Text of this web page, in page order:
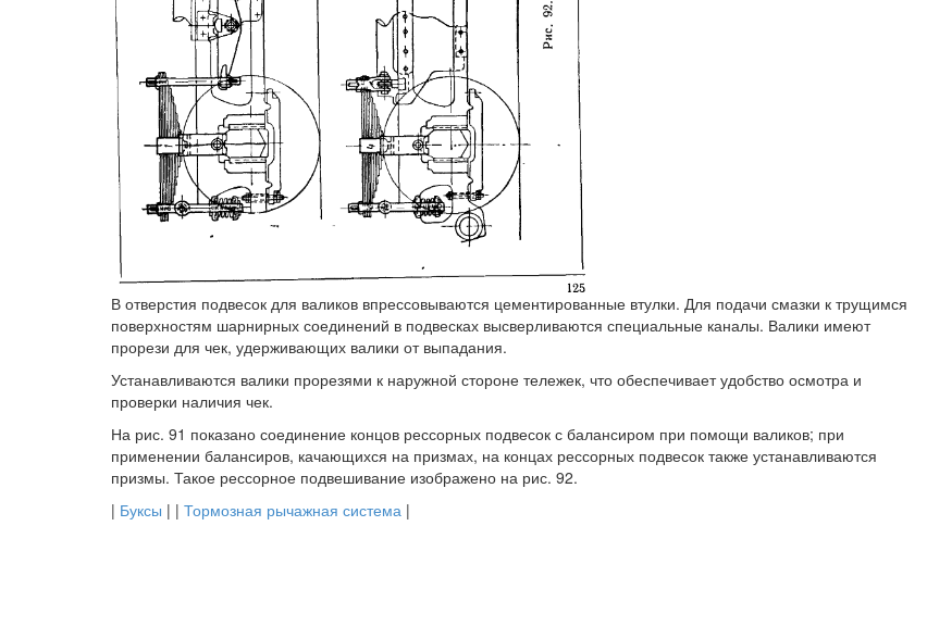
В отверстия подвесок для валиков впрессовываются цементированные втулки. Для подачи смазки к трущимся
поверхностям шарнирных соединений в подвесках высверливаются специальные каналы. Валики имеют
прорези для чек, удерживающих валики от выпадания.
Устанавливаются валики прорезями к наружной стороне тележек, что обеспечивает удобство осмотра и
проверки наличия чек.
На рис. 91 показано соединение концов рессорных подвесок с балансиром при помощи валиков; при
применении балансиров, качающихся на призмах, на концах рессорных подвесок также устанавливаются
призмы. Такое рессорное подвешивание изображено на рис. 92.
| Буксы | | Тормозная рычажная система |